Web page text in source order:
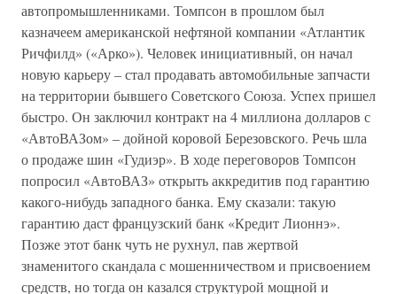
автопромышленниками. Томпсон в прошлом был
казначеем американской нефтяной компании «Атлантик
Ричфилд» («Арко»). Человек инициативный, он начал
новую карьеру – стал продавать автомобильные запчасти
на территории бывшего Советского Союза. Успех пришел
быстро. Он заключил контракт на 4 миллиона долларов с
«АвтоВАЗом» – дойной коровой Березовского. Речь шла
о продаже шин «Гудиэр». В ходе переговоров Томпсон
попросил «АвтоВАЗ» открыть ак­кредитив под гарантию
какого-нибудь западного банка. Ему сказали: такую
гарантию даст французский банк «Кредит Лионнэ».
Позже этот банк чуть не рухнул, пав жертвой
знаменитого скандала с мошенничеством и присвоением
средств, но тогда он казался структурой мощной и